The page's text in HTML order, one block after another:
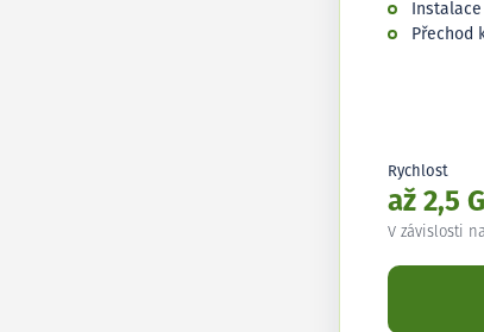
Přechod
Rychlost
až 2,5
V závislosti